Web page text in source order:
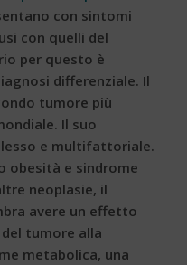
con sintomi
con quelli del
per questo è
differenziale. Il
tumore più
Il suo
e multifattoriale.
obesità e sindrome
neoplasie, il
avere un effetto
tumore alla
metabolica, una